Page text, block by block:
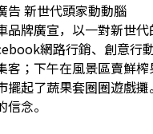
告 新世代頭家動動腦
牌廣宣，以一對新世
網路行銷、創意行
客；下午在風景區賣鮮
擺起了蔬果套圈圈遊戲
念。